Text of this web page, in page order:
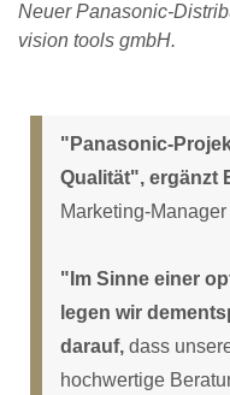
Neuer Panasonic-
vision tools gmbH.
"Panasonic-
Qualität", ergänzt
Marketing-
"Im Sinne einer
legen wir
darauf, dass
hochwertige